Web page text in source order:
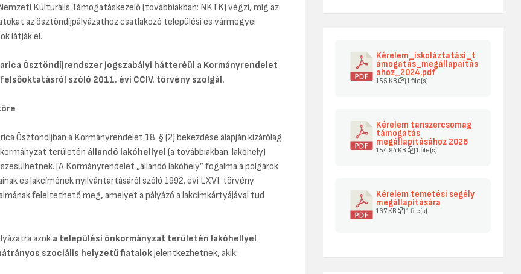
Kulturális Támogatáskezelő (továbbiakban: NKTK) végzi, míg az
az ösztöndíjpályázathoz csatlakozó települési és vármegyei
látják el.
Ösztöndíjrendszer jogszabályi hátteréül a Kormányrendelet
szóló 2011. évi CCIV. törvény szolgál.
Ösztöndíjban a Kormányrendelet 18. § (2) bekezdése alapján kizárólag
területén állandó lakóhellyel (a továbbiakban: lakóhely)
[A Kormányrendelet „állandó lakóhely” fogalma a polgárok
és lakcímének nyilvántartásáról szóló 1992. évi LXVI. törvény
feleltethető meg, amelyet a pályázó a lakcímkártyájával tud
azok a települési önkormányzat területén lakóhellyel
szociális helyzetű fiatalokjelentkezhetnek, akik:
Kérelem_iskoláztatási_t
ámogatás_megállapaítás
ahoz_2024.pdf
155 KB 1 file(s)
Kérelem tanszercsomag
támogatás
megállapításához 2026
154.94 KB 1 file(s)
Kérelem temetési segély
megállapítására
167 KB 1 file(s)